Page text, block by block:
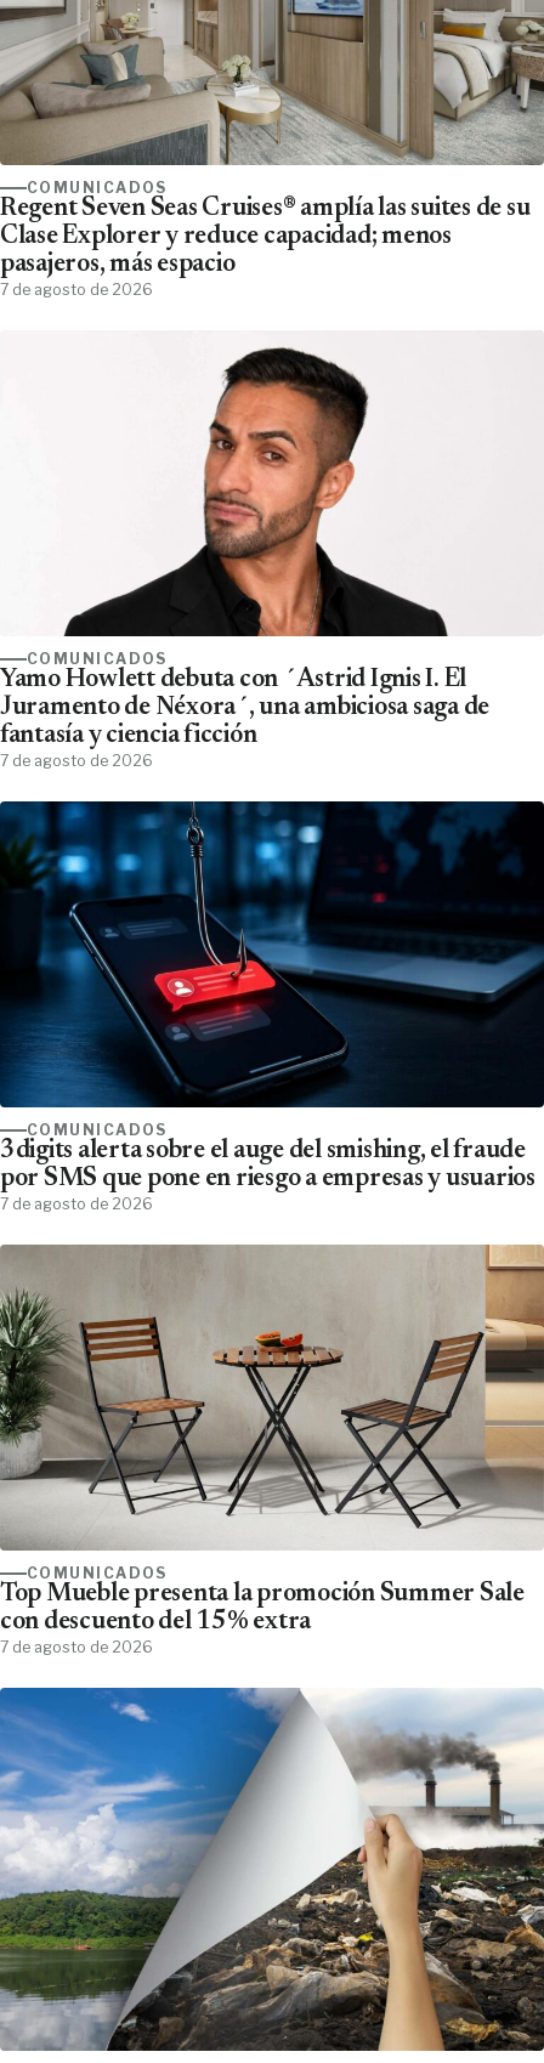
COMUNICADOS
Regent Seven Seas Cruises® amplía las suites de su
Clase Explorer y reduce capacidad; menos
pasajeros, más espacio
7 de agosto de 2026
COMUNICADOS
Yamo Howlett debuta con ´Astrid Ignis I. El
Juramento de Néxora´, una ambiciosa saga de
fantasía y ciencia ficción
7 de agosto de 2026
COMUNICADOS
3digits alerta sobre el auge del smishing, el fraude
por SMS que pone en riesgo a empresas y usuarios
7 de agosto de 2026
COMUNICADOS
Top Mueble presenta la promoción Summer Sale
con descuento del 15% extra
7 de agosto de 2026